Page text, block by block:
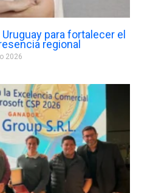
para fortalecer el
regional
2026